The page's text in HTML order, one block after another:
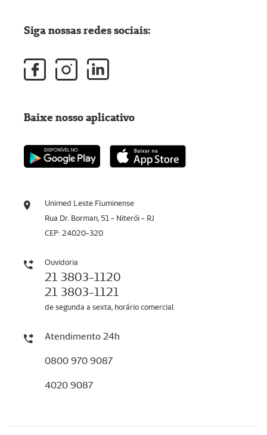
Unimed Leste Fluminense
Rua Dr. Borman, 51 - Niterói - RJ
CEP: 24020-320
Ouvidoria
21 3803-1120
21 3803-1121
de segunda a sexta, horário comercial
Atendimento 24h
0800 970 9087
4020 9087
Siga nossas redes sociais:
Baixe nosso aplicativo